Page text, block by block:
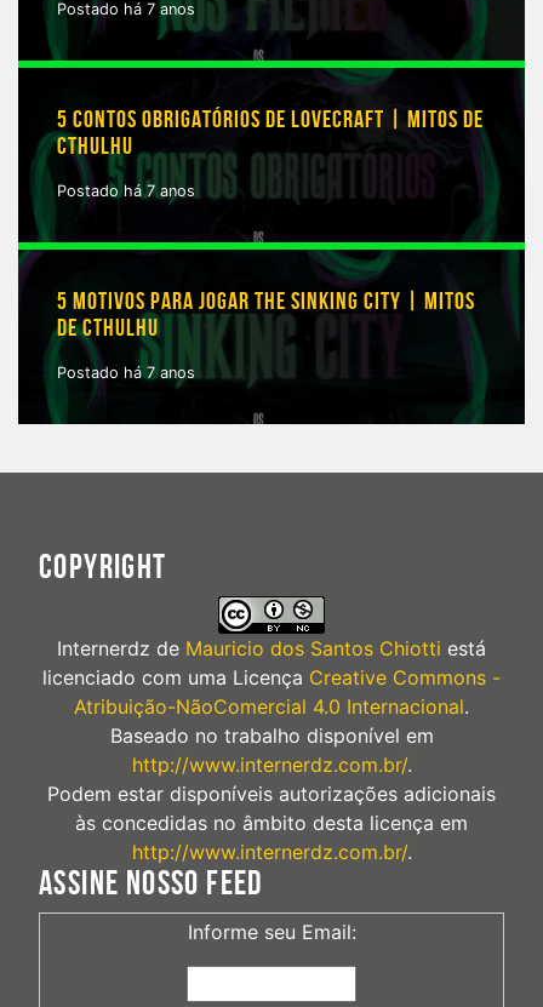
Postado há 7 anos
5 CONTOS OBRIGATÓRIOS DE LOVECRAFT | MITOS DE
CTHULHU
Postado há 7 anos
5 MOTIVOS PARA JOGAR THE SINKING CITY | MITOS
DE CTHULHU
Postado há 7 anos
COPYRIGHT
Internerdz de Mauricio dos Santos Chiotti está
licenciado com uma Licença Creative Commons -
Atribuição-NãoComercial 4.0 Internacional.
Baseado no trabalho disponível em
http://www.internerdz.com.br/.
Podem estar disponíveis autorizações adicionais
às concedidas no âmbito desta licença em
http://www.internerdz.com.br/.
ASSINE NOSSO FEED
Informe seu Email: